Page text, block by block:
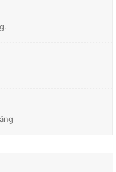
x 90 x 199 mm